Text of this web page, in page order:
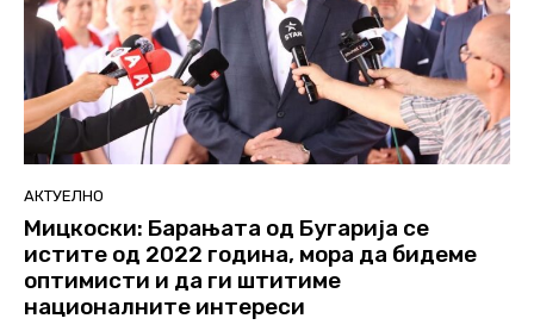
АКТУЕЛНО
Мицкоски: Барањата од Бугарија се
истите од 2022 година, мора да бидеме
оптимисти и да ги штитиме
националните интереси